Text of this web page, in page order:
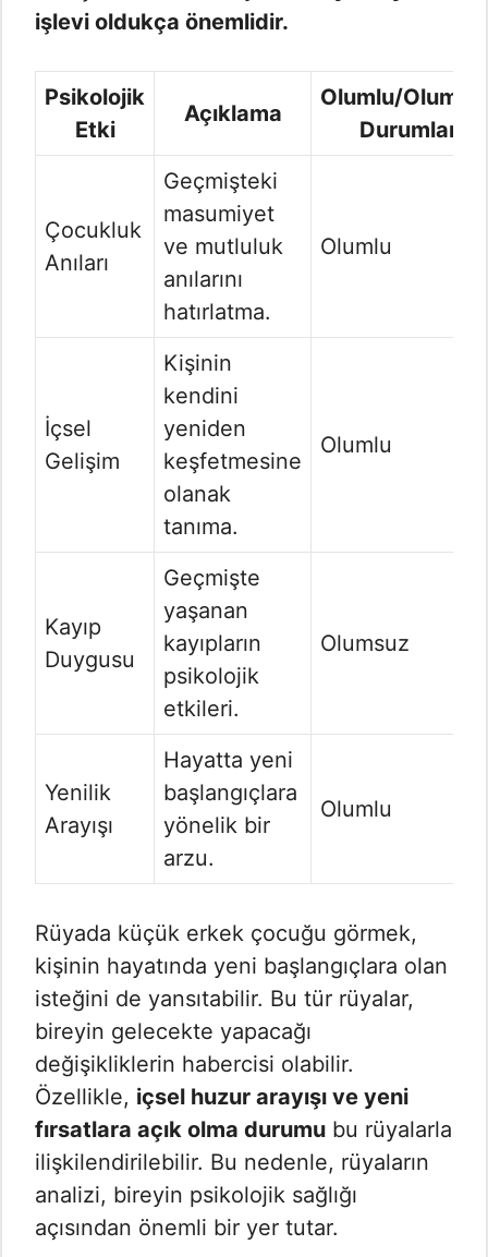
işlevi oldukça önemlidir.
Psikolojik
Etki
Açıklama
Olumlu/
Durumlar
Çocukluk
Anıları
Geçmişteki
masumiyet
ve mutluluk
anılarını
hatırlatma.
Olumlu
İçsel
Gelişim
Kişinin
kendini
yeniden
keşfetmesine
olanak
tanıma.
Olumlu
Kayıp
Duygusu
Geçmişte
yaşanan
kayıpların
psikolojik
etkileri.
Olumsuz
Yenilik
Arayışı
Hayatta yeni
başlangıçlara
yönelik bir
arzu.
Olumlu
Rüyada küçük erkek çocuğu görmek,
kişinin hayatında yeni başlangıçlara olan
isteğini de yansıtabilir. Bu tür rüyalar,
bireyin gelecekte yapacağı
değişikliklerin habercisi olabilir.
Özellikle, içsel huzur arayışı ve yeni
fırsatlara açık olma durumu bu rüyalarla
ilişkilendirilebilir. Bu nedenle, rüyaların
analizi, bireyin psikolojik sağlığı
açısından önemli bir yer tutar.